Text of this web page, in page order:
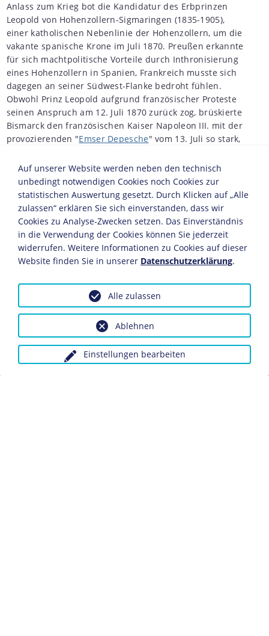
Anlass zum Krieg bot die Kandidatur des Erbprinzen
Leopold von Hohenzollern-Sigmaringen (1835-1905),
einer katholischen Nebenlinie der Hohenzollern, um die
vakante spanische Krone im Juli 1870. Preußen erkannte
für sich machtpolitische Vorteile durch Inthronisierung
eines Hohenzollern in Spanien, Frankreich musste sich
dagegen an seiner Südwest-Flanke bedroht fühlen.
Obwohl Prinz Leopold aufgrund französischer Proteste
seinen Anspruch am 12. Juli 1870 zurück zog, brüskierte
Bismarck den französischen Kaiser Napoleon III. mit der
provozierenden "Emser Depesche" vom 13. Juli so stark,
getrieben - am 19. Juli 1870 zur Kriegserklärung gegen
Preußen veranlasst sah.
In Deutschland schlug die patriotische Begeisterung
ähnlich hohe Wellen wie in den Befreiungskriegen
gegen Napoleon I. (1769-1821). Entgegen den
französischen Erwartungen zögerten die süddeutschen
Staaten nicht, sich an die Seite des Norddeutschen
Bunds unter preußischer Führung zu stellen. Bayern,
von 1866 geheime "Schutz-und-Trutz-
Bündnisse" mit Preußen abgeschlossen. Sie
unterstellten ihre Armeen 1870 dem preußischen
Oberbefehl. Die Nachbarstaaten Deutschlands blieben
neutral.
Der deutsche Aufmarsch im Westen erfolgte mit Hilfe
Auf unserer Website werden neben den technisch
unbedingt notwendigen Cookies noch Cookies zur
statistischen Auswertung gesetzt. Durch Klicken auf „Alle
zulassen“ erklären Sie sich einverstanden, dass wir
Cookies zu Analyse-Zwecken setzen. Das Einverständnis
in die Verwendung der Cookies können Sie jederzeit
widerrufen. Weitere Informationen zu Cookies auf dieser
Website finden Sie in unserer Datenschutzerklärung.
Einstellungen bearbeiten
Ablehnen
Alle zulassen